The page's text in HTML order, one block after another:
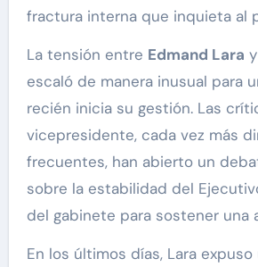
fractura interna que inquieta al
La tensión entre Edmand Lara y
escaló de manera inusual para
recién inicia su gestión. Las
vicepresidente, cada vez más
frecuentes, han abierto un
sobre la estabilidad del
del gabinete para sostener una
En los últimos días, Lara